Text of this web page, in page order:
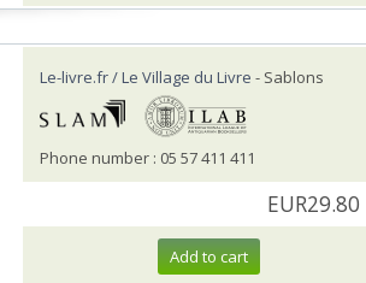
Le-livre.fr / Le Village du Livre - Sablons
Phone number : 05 57 411 411
EUR29.80
Add to cart